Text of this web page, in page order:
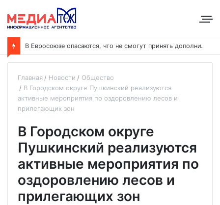
ВЕвросоюзе опасаются, что не смогут принять дополнительных участников
Главная Новости
Общество
В Городском округе Пушкинский реализуются
активные мероприятия по оздоровлению лесов и
прилегающих зон
В Городском округе
Пушкинский реализуются
активные мероприятия по
оздоровлению лесов и
прилегающих зон